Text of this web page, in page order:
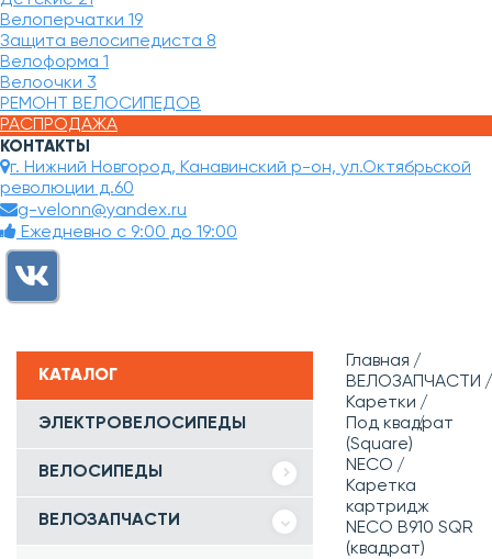
Велоперчатки 19
Защита велосипедиста 8
Велоформа 1
Велоочки 3
РЕМОНТ ВЕЛОСИПЕДОВ
РАСПРОДАЖА
КОНТАКТЫ
г. Нижний Новгород, Канавинский р-он, ул.Октябрьской
революции д.60
g-velonn@yandex.ru
Ежедневно с 9:00 до 19:00
КАТАЛОГ
ЭЛЕКТРОВЕЛОСИПЕДЫ
ВЕЛОСИПЕДЫ
ВЕЛОЗАПЧАСТИ
Главная
ВЕЛОЗАПЧАСТИ
Каретки
Под квадрат
(Square)
NECO
Каретка
картридж
NECO B910 SQR
(квадрат)